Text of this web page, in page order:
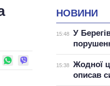
НОВИНИ
15:48
У
15:38
Жодної
описав